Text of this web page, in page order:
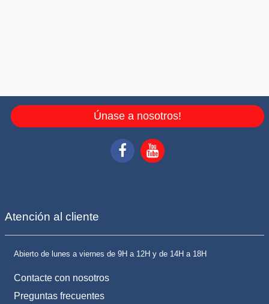
Únase a nosotros!
Atención al cliente
Abierto de lunes a viernes de 9H a 12H y de 14H a 18H
Contacte con nosotros
Preguntas frecuentes